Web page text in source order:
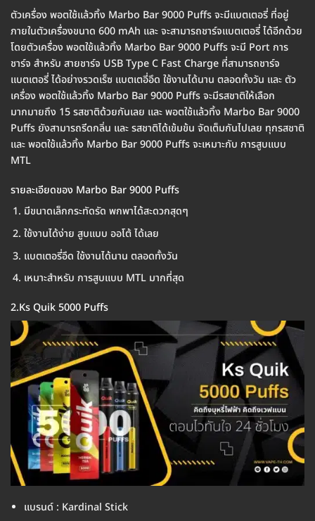
ตัวเครื่อง พอตใช้แล้วทิ้ง Marbo Bar 9000 Puffs จะมีแบตเตอรี่ ที่อยู่
ภายในตัวเครื่องขนาด 600 mAh และ จะสามารถชาร์จแบตเตอรี่ ได้อีกด้วย
โดยตัวเครื่อง พอตใช้แล้วทิ้ง Marbo Bar 9000 Puffs จะมี Port การ
ชาร์จ สำหรับ สายชาร์จ USB Type C Fast Charge ที่สามารถชาร์จ
แบตเตอรี่ ได้อย่างรวดเร็ซ แบตเตอี่อึด ใช้งานได้นาน ตลอดทั้งวัน และ ตัว
เครื่อง พอตใช้แล้วทิ้ง Marbo Bar 9000 Puffs จะมีรสชาติให้เลือก
มากมายถึง 15 รสชาติด้วยกันเลย และ พอตใช้แล้วทิ้ง Marbo Bar 9000
Puffs ยังสามารถรีดกลิ่น และ รสชาติได้เข้มข้น จัดเต็มกันไปเลย ทุกรสชาติ
และ พอตใช้แล้วทิ้ง Marbo Bar 9000 Puffs จะเหมาะกับ การสูบแบบ
MTL
รายละเอียดของ Marbo Bar 9000 Puffs
มีขนาดเล็กกระทัดรัด พกพาได้สะดวกสุดๆ
ใช้งานได้ง่าย สูบแบบ ออโต้ ได้เลย
แบตเตอรี่อึด ใช้งานได้นาน ตลอดทั้งวัน
เหมาะสำหรับ การสูบแบบ MTL มากที่สุด
2.Ks Quik 5000 Puffs
แบรนด์ : Kardinal Stick